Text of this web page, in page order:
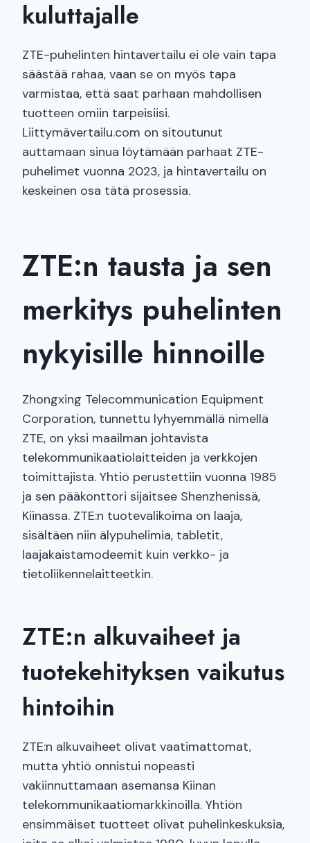
kuluttajalle
ZTE-puhelinten hintavertailu ei ole vain tapa
säästää rahaa, vaan se on myös tapa
varmistaa, että saat parhaan mahdollisen
tuotteen omiin tarpeisiisi.
Liittymävertailu.com on sitoutunut
auttamaan sinua löytämään parhaat ZTE-
puhelimet vuonna 2023, ja hintavertailu on
keskeinen osa tätä prosessia.
ZTE:n tausta ja sen
merkitys puhelinten
nykyisille hinnoille
Zhongxing Telecommunication Equipment
Corporation, tunnettu lyhyemmällä nimellä
ZTE, on yksi maailman johtavista
telekommunikaatiolaitteiden ja verkkojen
toimittajista. Yhtiö perustettiin vuonna 1985
ja sen pääkonttori sijaitsee Shenzhenissä,
Kiinassa. ZTE:n tuotevalikoima on laaja,
sisältäen niin älypuhelimia, tabletit,
laajakaistamodeemit kuin verkko- ja
tietoliikennelaitteetkin.
ZTE:n alkuvaiheet ja
tuotekehityksen vaikutus
hintoihin
ZTE:n alkuvaiheet olivat vaatimattomat,
mutta yhtiö onnistui nopeasti
vakiinnuttamaan asemansa Kiinan
telekommunikaatiomarkkinoilla. Yhtiön
ensimmäiset tuotteet olivat puhelinkeskuksia,